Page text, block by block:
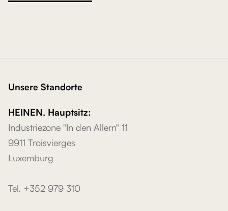
Unsere Standorte
HEINEN. Hauptsitz:
Industriezone "In den Allern" 11
9911 Troisvierges
Luxemburg
Tel. +352 979 310